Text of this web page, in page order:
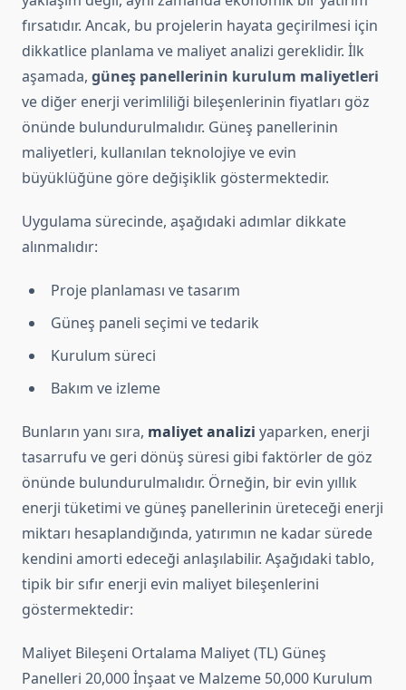
fırsatıdır. Ancak, bu projelerin hayata geçirilmesi için
dikkatlice planlama ve maliyet analizi gereklidir. İlk
aşamada, güneş panellerinin kurulum maliyetleri
ve diğer enerji verimliliği bileşenlerinin fiyatları göz
önünde bulundurulmalıdır. Güneş panellerinin
maliyetleri, kullanılan teknolojiye ve evin
büyüklüğüne göre değişiklik göstermektedir.
Uygulama sürecinde, aşağıdaki adımlar dikkate
alınmalıdır:
Proje planlaması ve tasarım
Güneş paneli seçimi ve tedarik
Kurulum süreci
Bakım ve izleme
Bunların yanı sıra, maliyet analizi yaparken, enerji
tasarrufu ve geri dönüş süresi gibi faktörler de göz
önünde bulundurulmalıdır. Örneğin, bir evin yıllık
enerji tüketimi ve güneş panellerinin üreteceği enerji
miktarı hesaplandığında, yatırımın ne kadar sürede
kendini amorti edeceği anlaşılabilir. Aşağıdaki tablo,
tipik bir sıfır enerji evin maliyet bileşenlerini
göstermektedir:
Maliyet Bileşeni Ortalama Maliyet (TL) Güneş
Panelleri 20,000 İnşaat ve Malzeme 50,000 Kurulum